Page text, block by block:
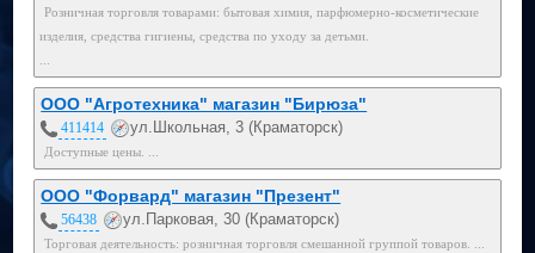
Розничная торговля товарами: бытовая химия, парфюмерно-косметические
изделия, средства гигиены, средства по уходу за детьми.
ООО "Агротехника" магазин "Бирюза"
411414 ул.Школьная, 3 (Краматорск)
Доступные цены. ...
ООО "Форвард" магазин "Презент"
56438 ул.Парковая, 30 (Краматорск)
Торговая деятельность: розничная торговля смешанной группой товаров. ...